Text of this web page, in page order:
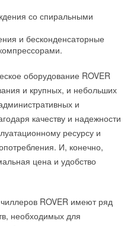
со спиральными
и бесконденсаторные
оборудование ROVER
и крупных, и небольших
и
качеству и надежности
ресурсу и
И, конечно,
цена и удобство
ROVER имеют ряд
необходимых для
программа,
окружающей среды
цель добиться как минимум
2030 году. В следующем году
в европейском парламенте,
показателя.
ЕС уже давал установку
2020 году. Парламент в свою
к 2030-му году.